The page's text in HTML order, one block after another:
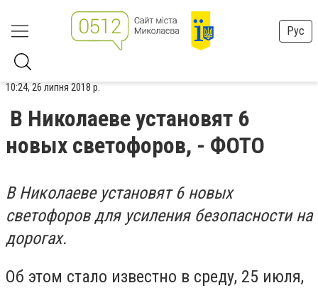
Рус
10:24, 26 липня 2018 р.
В Николаеве установят 6
новых светофоров, - ФОТО
В Николаеве установят 6 новых
светофоров для усиления безопасности на
дорогах.
Об этом стало известно в среду, 25 июля,